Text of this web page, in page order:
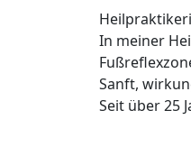
In meiner
Sanft,
Seit über 25